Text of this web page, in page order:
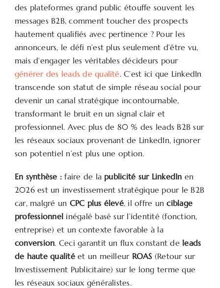
des plateformes grand public étouffe souvent les
messages B2B, comment toucher des prospects
hautement qualifiés avec pertinence ? Pour les
annonceurs, le défi n’est plus seulement d’être vu,
mais d’engager les véritables décideurs pour
générer des leads de qualité. C’est ici que LinkedIn
transcende son statut de simple réseau social pour
devenir un canal stratégique incontournable,
transformant le bruit en un signal clair et
professionnel. Avec plus de 80 % des leads B2B sur
les réseaux sociaux provenant de LinkedIn, ignorer
son potentiel n’est plus une option.
En synthèse : faire de la publicité sur LinkedIn en
2026 est un investissement stratégique pour le B2B
car, malgré un CPC plus élevé, il offre unciblage
professionnel inégalé basé sur l’identité (fonction,
entreprise) et un contexte favorable à la
conversion. Ceci garantit un flux constant de leads
de haute qualitéet un meilleur ROAS (Retour sur
Investissement Publicitaire) sur le long terme que
les réseaux sociaux généralistes.